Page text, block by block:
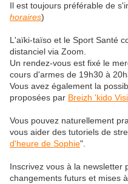
Il est toujours préférable de
horaires)
L'aïki-taïso et le Sport Santé
distanciel via Zoom.
Un rendez-vous est fixé le
cours d'armes de 19h30 à
Vous avez également la
proposées par Breizh 'kido
Vous pouvez naturellement
vous aider des tutoriels de
d'heure de Sophie".
Inscrivez vous à la newsletter
changements futurs et mises à